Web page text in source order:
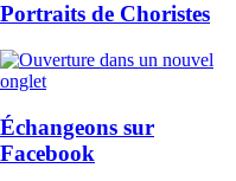
Portraits de Choristes
Échangeons sur
Facebook